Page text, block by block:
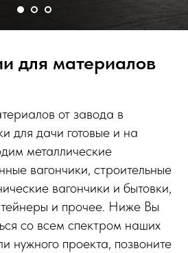
для материалов
от завода в
для дачи готовые и на
металлические
вагончики, строительные
вагончики и бытовки,
и прочее. Ниже Вы
со всем спектром наших
нужного проекта, позвоните